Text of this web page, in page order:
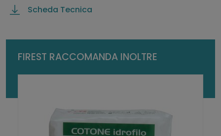
Scheda Tecnica
FIREST RACCOMANDA INOLTRE